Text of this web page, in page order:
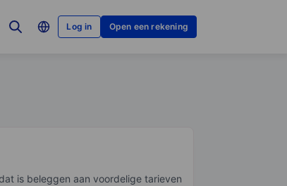
Log in Open een rekening
is beleggen aan voordelige tarieven